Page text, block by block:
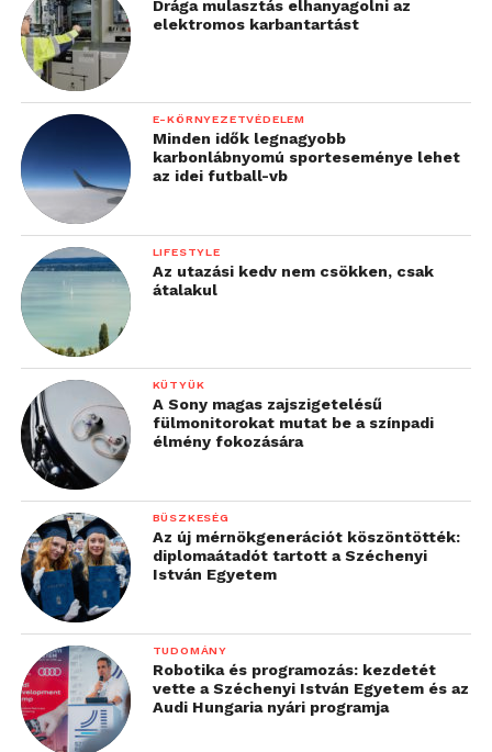
elektronikusan online
üzletekben, akkor
szívesen választják ugyan
ezt a megoldást a közeli
élelmiszerboltban is. Ez
különösen a fiatalabb
generációk körében
tapasztalható”
– mondja Dawid Rożek.
EU tervezet értelmében a tagállamok olyan digitális
tárcát kínálnak majd a polgároknak és a
vállalkozásoknak, amelyek segítségével a
személyazonosságot és számos más hivatalos
dokumentumot igazolhatnak. A jogalkotási
folyamattal párhuzamosan az EU együttműködik a
tagállamokkal és a magánszektorral az európai
digitális identitás technikai vonatkozásainak
kialakításán. Hogy a kezdeményezés mennyire lesz
sikeres az idő fogja eldönteni, de az elektronikus
pénztárcák piaci térnyerése elkerülhetetlennek
látszik.
Drága mulasztás elhanyagolni az
elektromos karbantartást
E-KÖRNYEZETVÉDELEM
Minden idők legnagyobb
karbonlábnyomú sporteseménye lehet
az idei futball-vb
LIFESTYLE
Az utazási kedv nem csökken, csak
átalakul
KÜTYÜK
A Sony magas zajszigetelésű
fülmonitorokat mutat be a színpadi
élmény fokozására
BÜSZKESÉG
Az új mérnökgenerációt köszöntötték:
diplomaátadót tartott a Széchenyi
István Egyetem
TUDOMÁNY
Robotika és programozás: kezdetét
vette a Széchenyi István Egyetem és az
Audi Hungaria nyári programja